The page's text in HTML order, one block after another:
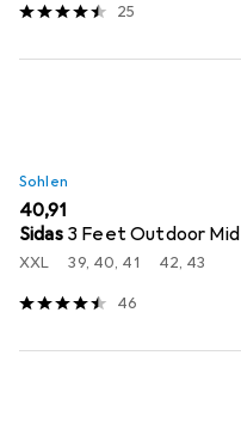
25
Sohlen
EUR
40,91
Sidas 3 Feet Outdoor Mid
XXL 39, 40, 41 42, 43
46